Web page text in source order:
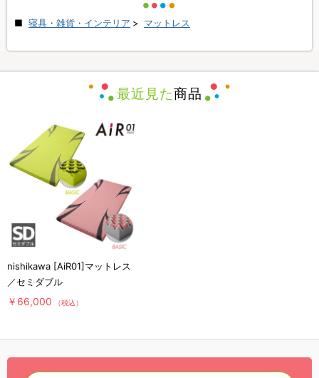
寝具・雑貨・インテリア > マットレス
最近見た商品
nishikawa [AiR01]マットレス
／セミダブル
￥66,000 （税込）